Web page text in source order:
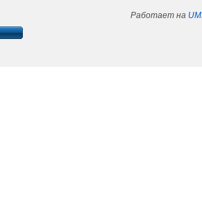
Работает на